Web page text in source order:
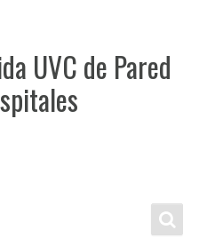
UVC de Pared